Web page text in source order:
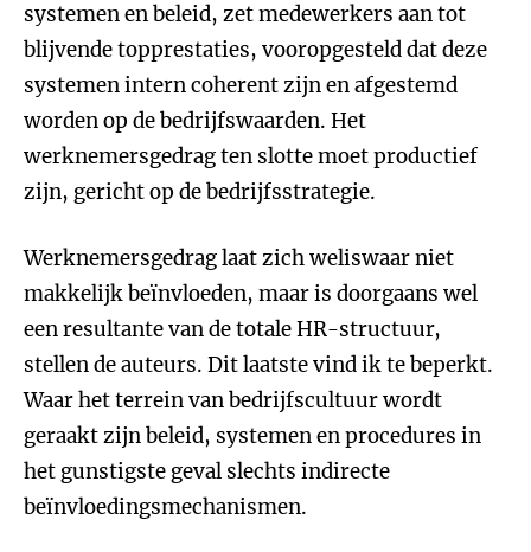
systemen en beleid, zet medewerkers aan tot
blijvende topprestaties, vooropgesteld dat deze
systemen intern coherent zijn en afgestemd
worden op de bedrijfswaarden. Het
werknemersgedrag ten slotte moet productief
zijn, gericht op de bedrijfsstrategie.
Werknemersgedrag laat zich weliswaar niet
makkelijk beïnvloeden, maar is doorgaans wel
een resultante van de totale HR-structuur,
stellen de auteurs. Dit laatste vind ik te beperkt.
Waar het terrein van bedrijfscultuur wordt
geraakt zijn beleid, systemen en procedures in
het gunstigste geval slechts indirecte
beïnvloedingsmechanismen.